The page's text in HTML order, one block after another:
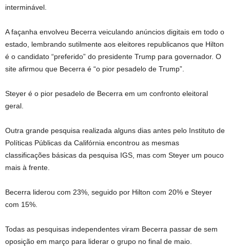
interminável.
A façanha envolveu Becerra veiculando anúncios digitais em todo o
estado, lembrando sutilmente aos eleitores republicanos que Hilton
é o candidato “preferido” do presidente Trump para governador. O
site afirmou que Becerra é “o pior pesadelo de Trump”.
Steyer é o pior pesadelo de Becerra em um confronto eleitoral
geral.
Outra grande pesquisa realizada alguns dias antes pelo Instituto de
Políticas Públicas da Califórnia encontrou as mesmas
classificações básicas da pesquisa IGS, mas com Steyer um pouco
mais à frente.
Becerra liderou com 23%, seguido por Hilton com 20% e Steyer
com 15%.
Todas as pesquisas independentes viram Becerra passar de sem
oposição em março para liderar o grupo no final de maio.